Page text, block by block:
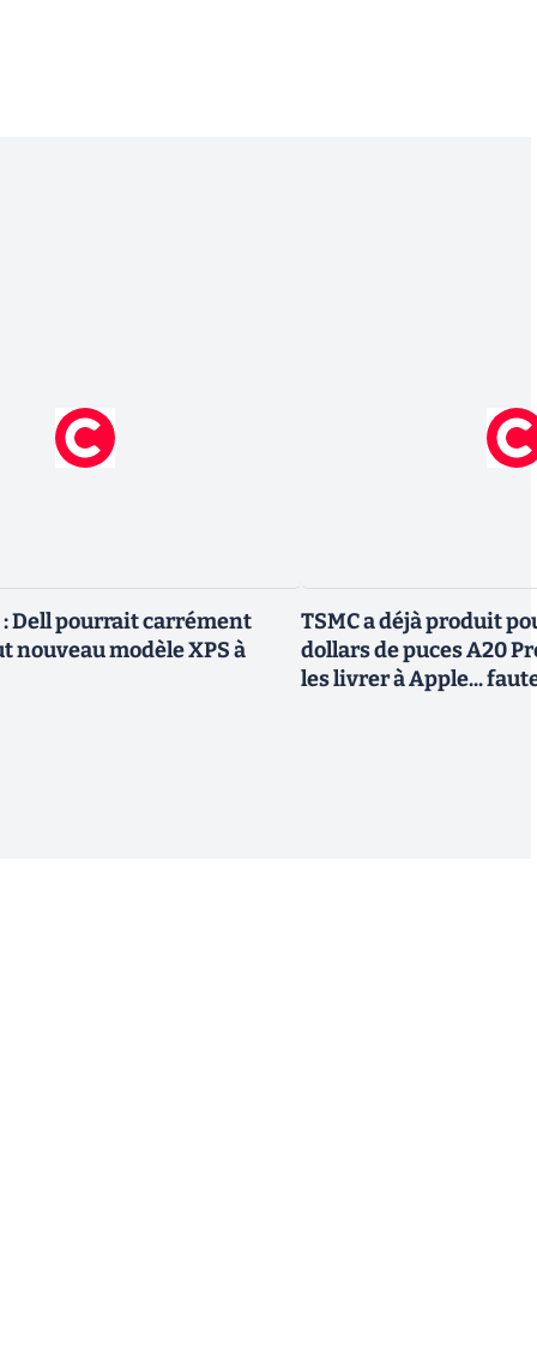
Dell pourrait carrément
nouveau modèle XPS à
TSMC a déjà produit
dollars de puces A20
les livrer à Apple...